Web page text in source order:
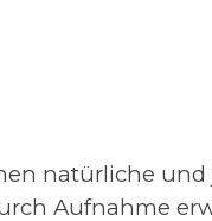
natürliche
Aufnahme